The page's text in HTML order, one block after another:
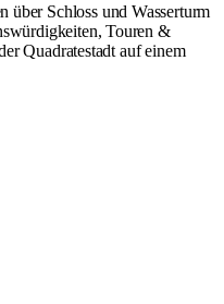
über Schloss und Wasserturm
Touren &
Quadratestadt auf einem